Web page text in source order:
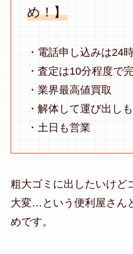
め！】
・電話申し込みは24
・査定は10分程度で
・業界最高値買取
・解体して運び出し
・土日も営業
粗大ゴミに出したいけど
大変…という便利屋さん
めです。